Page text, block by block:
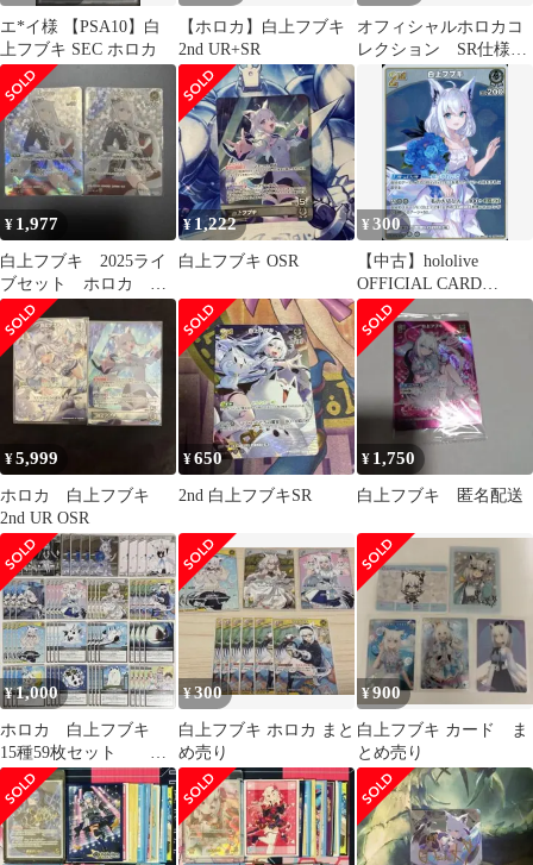
エ*イ様 【PSA10】白
上フブキ SEC ホロカ
【ホロカ】白上フブキ
2nd UR+SR
オフィシャルホロカコ
レクション SR仕様
プロモ 白上フブキ
1st 4枚セット
¥ 1,977
白上フブキ 2025ライ
ブセット ホロカ カ
ード 二枚セット
¥ 1,222
白上フブキ OSR
¥300
【中古】hololive
OFFICIAL CARD
GAME hBP04-014[R]：
白上フブキ
¥5,999
ホロカ 白上フブキ
2nd UR OSR
¥650
2nd 白上フブキSR
¥ 1,750
白上フブキ 匿名配送
¥1,000
ホロカ 白上フブキ
15種59枚セット
1364
¥300
白上フブキ ホロカ まと
め売り
¥900
白上フブキ カード ま
とめ売り